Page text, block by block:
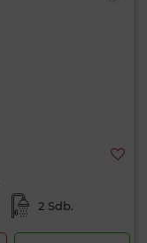
2 Sdb.